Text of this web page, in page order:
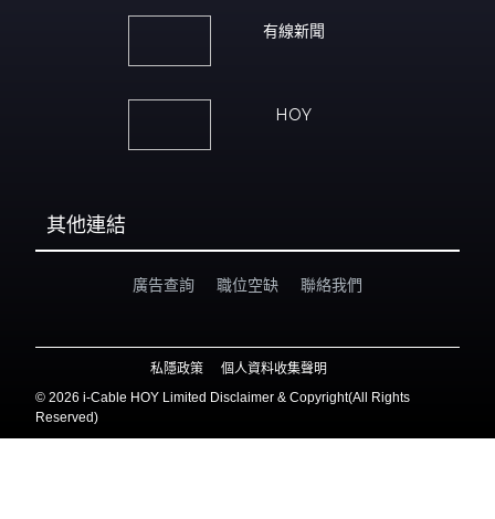
有線新聞
HOY
其他連結
廣告查詢 職位空缺 聯絡我們
私隱政策
個人資料收集聲明
© 2026 i-Cable HOY Limited Disclaimer & Copyright(All Rights
Reserved)